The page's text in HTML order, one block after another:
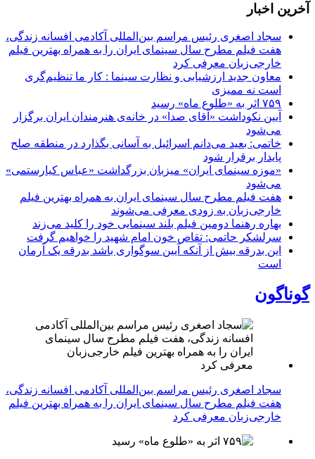
آخرین اخبار
سجاد اصغری رئیس مراسم بین‌المللی آکادمی افسانه زندگی،
هفت فیلم مطرح سال سینمای ایران را به همراه بهترین فیلم
خارجی‌زبان معرفی کرد
معاون جدید ارزشیابی و نظارت سینما : کار ما تنظیم‌گری
است نه ممیزی
۷۵۹ اثر به «طلوع ماه» رسید
آیین نکوداشت «آقای صدا» در خانه‌ی هنرمندان ایران برگزار
می‌شود
خاتمی: بعید می‌دانم اسرائیل به آسانی بگذارد در منطقه صلح
پایدار برقرار شود
«موزه سینمای ایران» میزبان بزرگداشت «عباس کیارستمی»
می‌شود
هفت فیلم مطرح سال سینمای ایران به همراه بهترین فیلم
خارجی‌زبان به زودی معرفی می‌شوند
بهاره رهنما دومین فیلم بلند سینمایی خود را کلید می‌زند
سرلشکر حاتمی: تقاص خون امام شهید را خواهیم گرفت
این بدرقه بیش از آنکه آیین سوگواری باشد بدرقه یک آرمان
است
گوناگون
سجاد اصغری رئیس مراسم بین‌المللی آکادمی افسانه زندگی،
هفت فیلم مطرح سال سینمای ایران را به همراه بهترین فیلم
خارجی‌زبان معرفی کرد